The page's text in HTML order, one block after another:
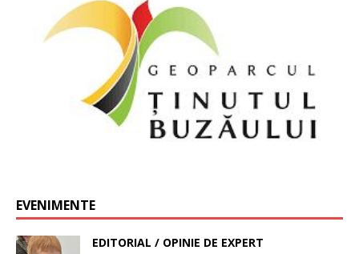
EVENIMENTE
EDITORIAL / OPINIE DE EXPERT